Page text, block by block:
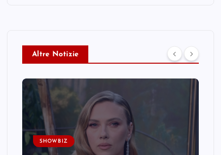
Altre Notizie
SHOWBIZ